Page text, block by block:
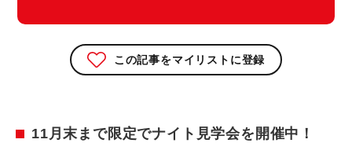
この記事をマイリストに登録
11月末まで限定でナイト見学会を開催中！